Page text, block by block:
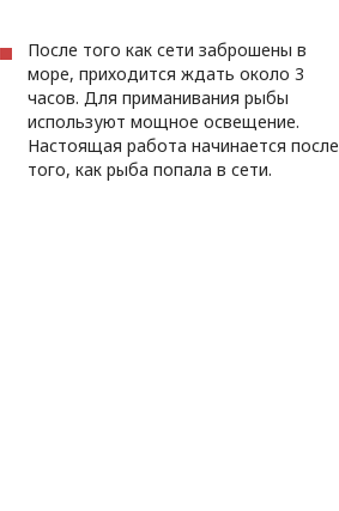
После того как сети заброшены в
море, приходится ждать около 3
часов. Для приманивания рыбы
используют мощное освещение.
Настоящая работа начинается после
того, как рыба попала в сети.